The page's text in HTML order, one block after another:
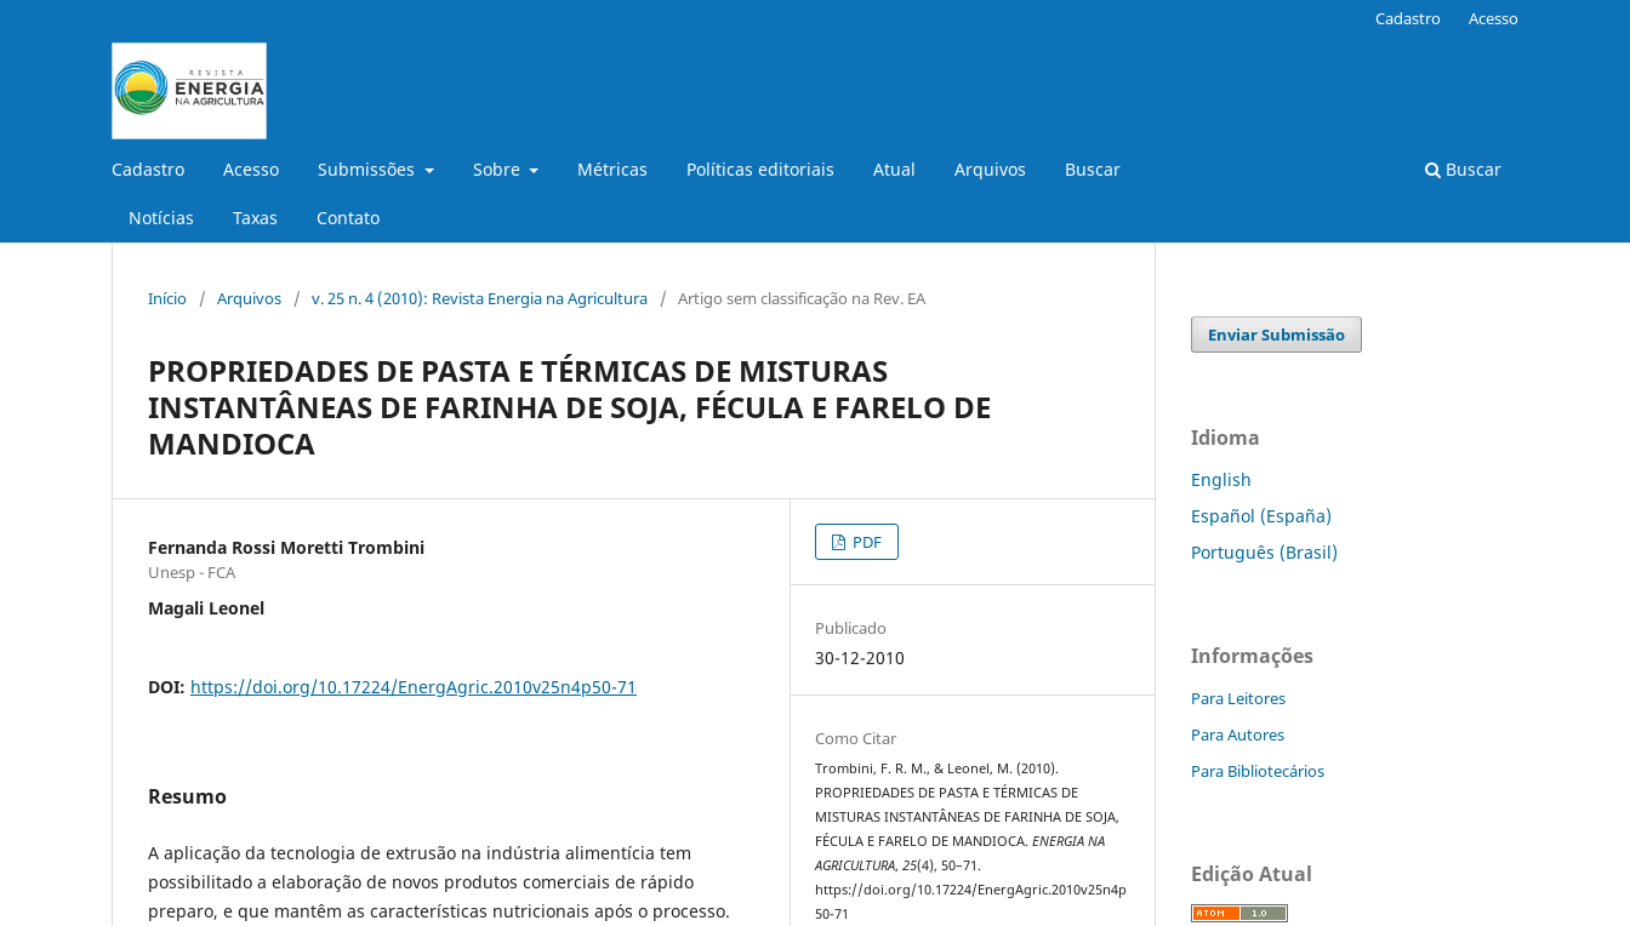
Cadastro Acesso Submissões Sobre Métricas Políticas editoriais Atual Arquivos Buscar
Notícias Taxas Contato
Buscar
Cadastro Acesso
Início / Arquivos / v. 25 n. 4 (2010): Revista Energia na Agricultura / Artigo sem classificação na Rev. EA
PROPRIEDADES DE PASTA E TÉRMICAS DE MISTURAS
INSTANTÂNEAS DE FARINHA DE SOJA, FÉCULA E FARELO DE
MANDIOCA
Fernanda Rossi Moretti Trombini
Unesp - FCA
Magali Leonel
DOI: https://doi.org/10.17224/EnergAgric.2010v25n4p50-71
Resumo
A aplicação da tecnologia de extrusão na indústria alimentícia tem
possibilitado a elaboração de novos produtos comerciais de rápido
preparo, e que mantêm as características nutricionais após o processo.
PDF
Publicado
30-12-2010
Como Citar
Trombini, F. R. M., & Leonel, M. (2010).
PROPRIEDADES DE PASTA E TÉRMICAS DE
MISTURAS INSTANTÂNEAS DE FARINHA DE SOJA,
FÉCULA E FARELO DE MANDIOCA.ENERGIA NA
AGRICULTURA,25(4), 50–71.
https://doi.org/10.17224/EnergAgric.2010v25n4p
50-71
Enviar Submissão
Idioma
English
Español (España)
Português (Brasil)
Informações
Para Leitores
Para Autores
Para Bibliotecários
Edição Atual